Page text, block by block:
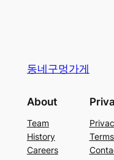
동네구멍가게
About
Team
History
Careers